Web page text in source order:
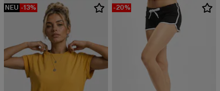
NEU -13% -20%